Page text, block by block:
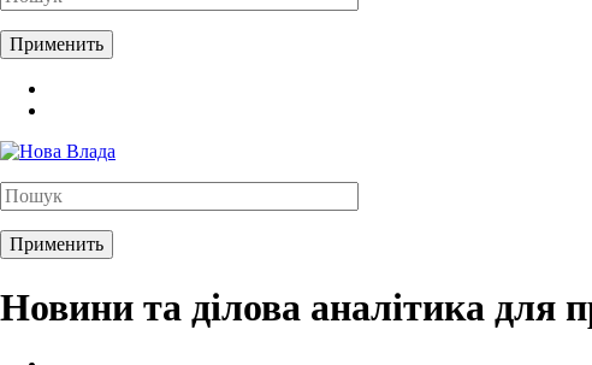
Новини та ділова аналітика для